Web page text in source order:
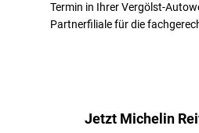
Termin in Ihrer Vergölst-
Partnerfiliale für die
Jetzt Michelin